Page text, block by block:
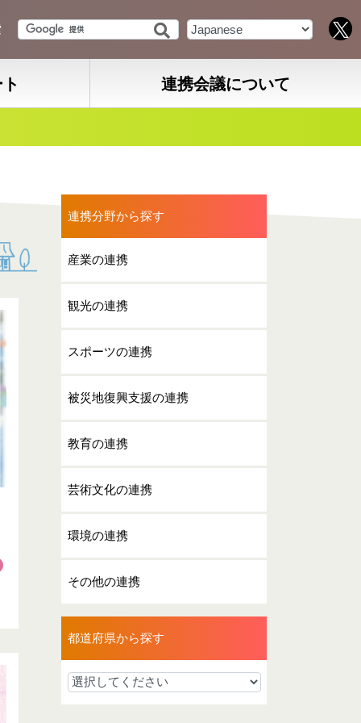
連携会議について
連携分野から探す
産業の連携
観光の連携
スポーツの連携
被災地復興支援の連携
教育の連携
芸術文化の連携
環境の連携
その他の連携
都道府県から探す